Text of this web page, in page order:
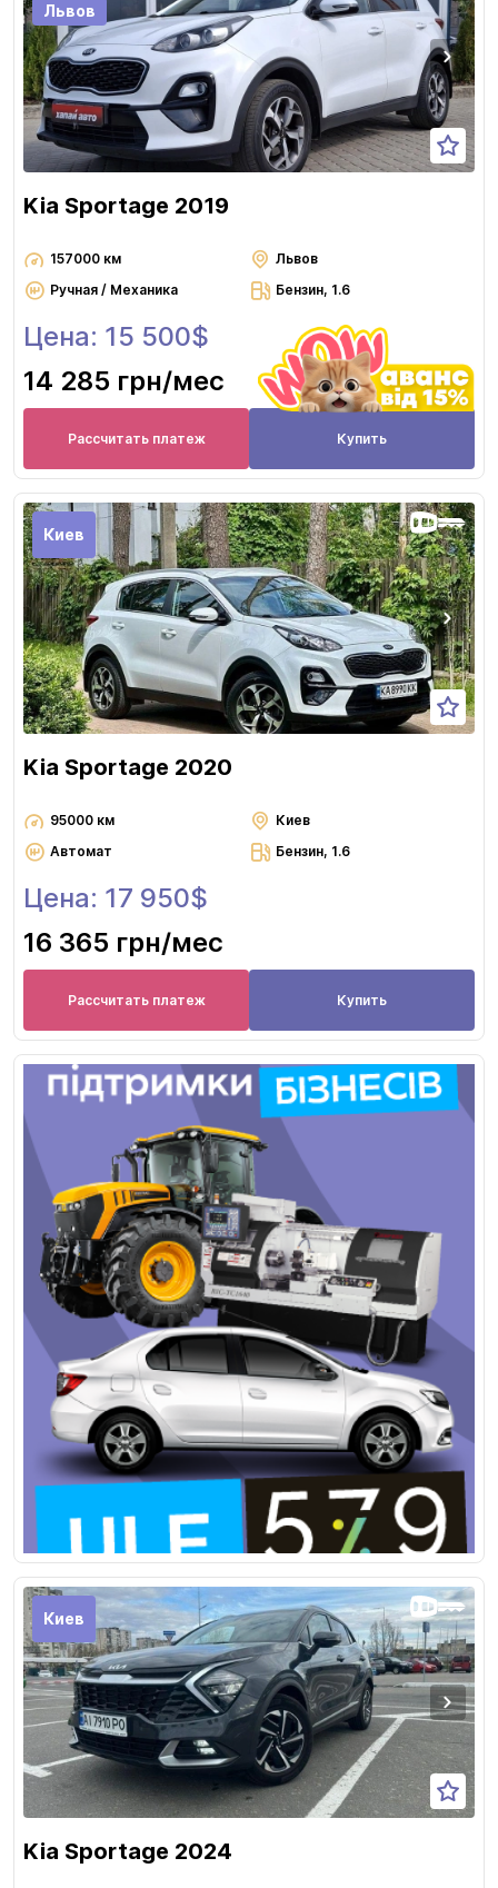
Львов
Kia Sportage 2019
157000 км
Львов
Ручная / Механика
Бензин, 1.6
Цена: 15 500$
14 285 грн/мес
Рассчитать платеж Купить
Киев
Kia Sportage 2020
95000 км
Киев
Автомат
Бензин, 1.6
Цена: 17 950$
16 365 грн/мес
Рассчитать платеж Купить
Киев
Kia Sportage 2024